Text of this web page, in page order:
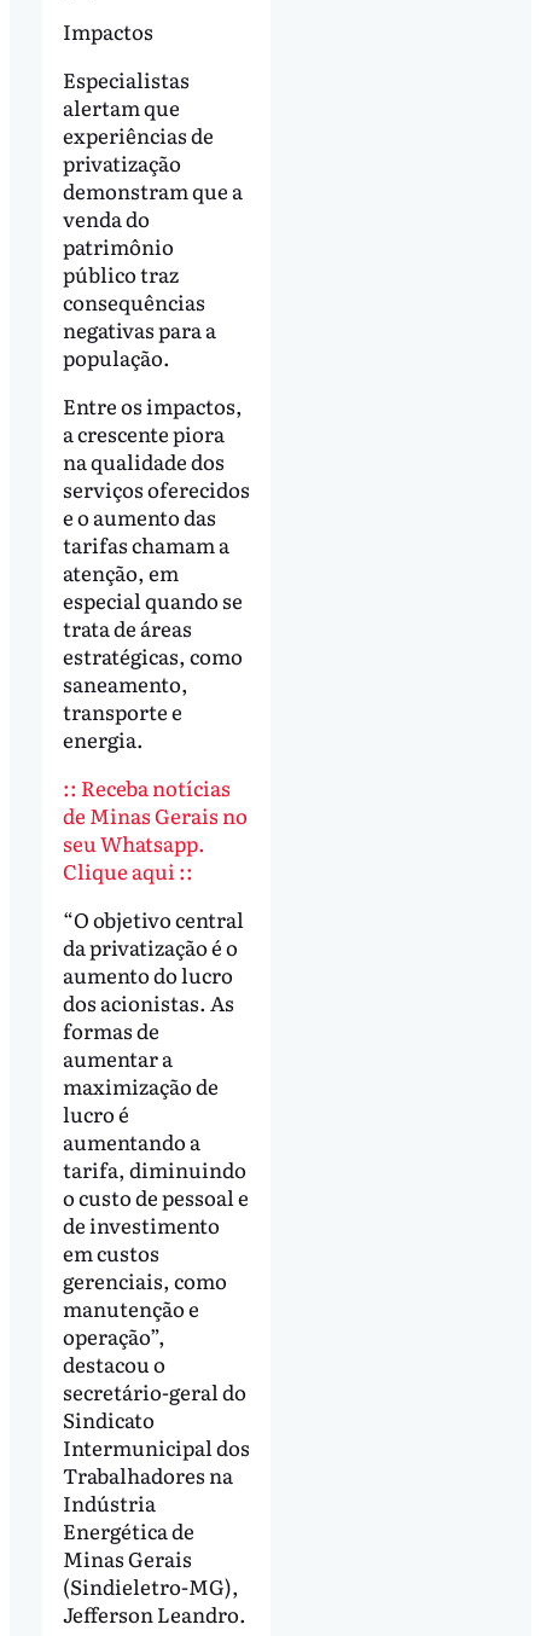
Impactos
Especialistas
alertam que
experiências de
privatização
demonstram que a
venda do
patrimônio
público traz
consequências
negativas para a
população.
Entre os impactos,
a crescente piora
na qualidade dos
serviços oferecidos
e o aumento das
tarifas chamam a
atenção, em
especial quando se
trata de áreas
estratégicas, como
saneamento,
transporte e
energia.
:: Receba notícias
de Minas Gerais no
seu Whatsapp.
Clique aqui ::
“O objetivo central
da privatização é o
aumento do lucro
dos acionistas. As
formas de
aumentar a
maximização de
lucro é
aumentando a
tarifa, diminuindo
o custo de pessoal e
de investimento
em custos
gerenciais, como
manutenção e
operação”,
destacou o
secretário-geral do
Sindicato
Intermunicipal dos
Trabalhadores na
Indústria
Energética de
Minas Gerais
(Sindieletro-MG),
Jefferson Leandro.